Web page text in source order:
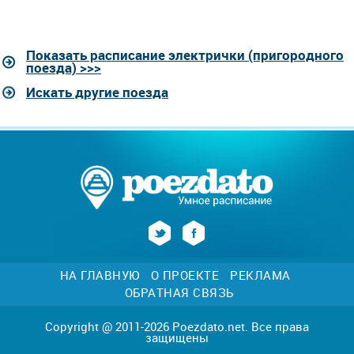
Показать расписание электрички (пригородного
поезда) >>>
Искать другие поезда
НА ГЛАВНУЮ О ПРОЕКТЕ
РЕКЛАМА
ОБРАТНАЯ СВЯЗЬ
Copyright @ 2011-2026 Poezdato.net. Все права
защищены